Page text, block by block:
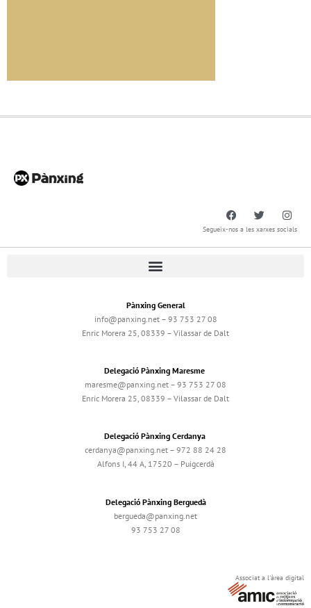
Segueix-nos a les xarxes socials
Pànxing General
info@panxing.net – 93 753 27 08
Enric Morera 25, 08339 – Vilassar de Dalt
Delegació Pànxing Maresme
maresme@panxing.net – 93 753 27 08
Enric Morera 25, 08339 – Vilassar de Dalt
Delegació Pànxing Cerdanya
cerdanya@panxing.net – 972 88 24 28
Alfons I, 44 A, 17520 – Puigcerdà
Delegació Pànxing Berguedà
bergueda@panxing.net
93 753 27 08
Associat a l'àrea digital